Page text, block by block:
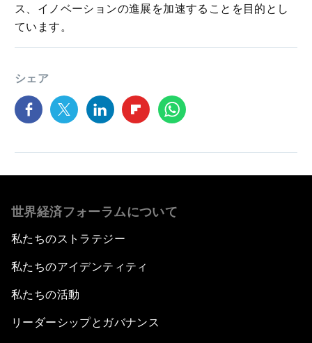
ス、イノベーションの進展を加速することを目的とし
ています。
シェア
世界経済フォーラムについて
私たちのストラテジー
私たちのアイデンティティ
私たちの活動
リーダーシップとガバナンス